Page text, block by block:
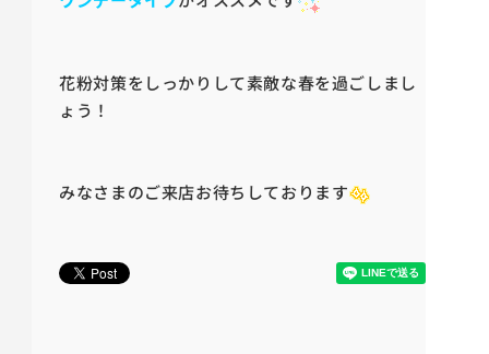
花粉対策をしっかりして素敵な春を過ごしまし
ょう！
みなさまのご来店お待ちしております